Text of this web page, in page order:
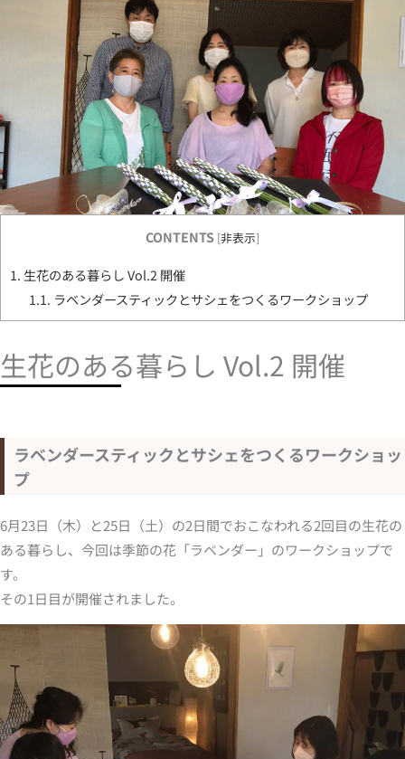
CONTENTS [非表示]
1. 生花のある暮らし Vol.2 開催
1.1. ラベンダースティックとサシェをつくるワークショップ
生花のある暮らし Vol.2 開催
ラベンダースティックとサシェをつくるワークショッ
プ
6月23日（木）と25日（土）の2日間でおこなわれる2回目の生花の
ある暮らし、今回は季節の花「ラベンダー」のワークショップで
す。
その1日目が開催されました。